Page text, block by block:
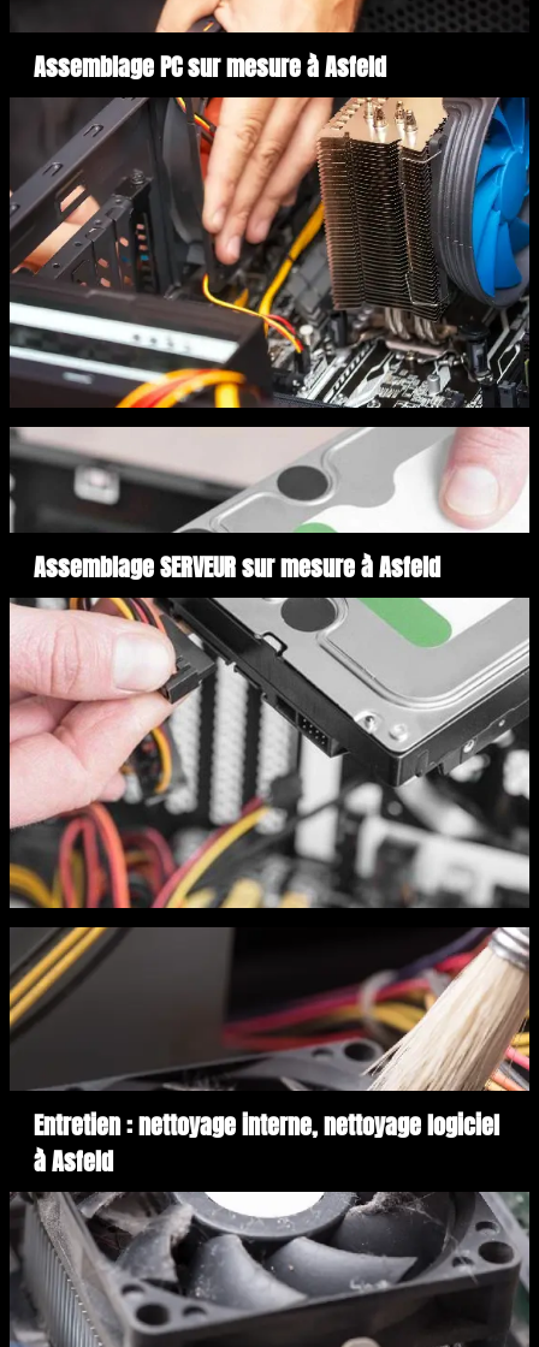
Assemblage PC sur mesure à Asfeld
Assemblage SERVEUR sur mesure à Asfeld
Entretien : nettoyage interne, nettoyage logiciel
à Asfeld